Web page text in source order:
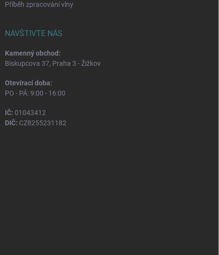
Příběh zpracování vlny
NAVŠTIVTE NÁS
Kamenný obchod:
Biskupcova 37, Praha 3 - Žižkov
Otevírací doba:
PO - PÁ: 9:00 - 16:00
IČ: 01043412
DIČ: CZ8255231182